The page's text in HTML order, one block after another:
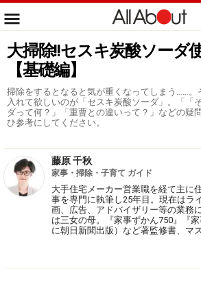
大掃除!!セスキ炭酸ソーダ
【基礎編】
掃除をするとなると気が重くなってしまう……。
入れて欲しいのが「セスキ炭酸ソーダ」。「「
ダって何？」「重曹との違いって？」などの疑
ひ参考にしてください。
藤原 千秋
家事・掃除・子育て ガイド
大手住宅メーカー営業職を経て主に
事を専門に執筆し25年目。現在はラ
画、広告、アドバイザリー等の業務
は三女の母。『家事ずかん750』『
に朝日新聞出版）など著監修書、マ